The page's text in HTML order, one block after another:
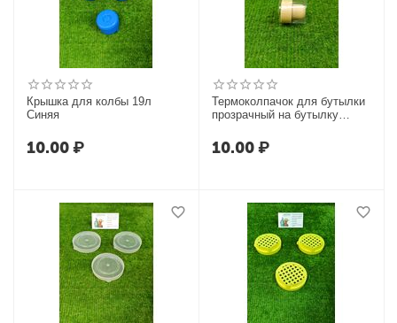
Крышка для колбы 19л
Синяя
10.00₽
Термоколпачок для бутылки
прозрачный на бутылку
10.00₽